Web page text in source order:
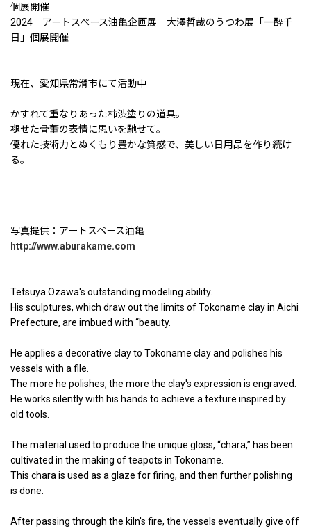
個展開催
2024 アートスペース油亀企画展 大澤哲哉のうつわ展「一酔千
日」個展開催
現在、愛知県常滑市にて活動中
かすれて重なりあった柿渋塗りの道具。
褪せた骨董の表情に思いを馳せて。
優れた技術力とぬくもり豊かな質感で、美しい日用品を作り続け
る。
写真提供：アートスペース油亀
http://www.aburakame.com
Tetsuya Ozawa's outstanding modeling ability.
His sculptures, which draw out the limits of Tokoname clay in Aichi
Prefecture, are imbued with “beauty.
He applies a decorative clay to Tokoname clay and polishes his
vessels with a file.
The more he polishes, the more the clay's expression is engraved.
He works silently with his hands to achieve a texture inspired by
old tools.
The material used to produce the unique gloss, “chara,” has been
cultivated in the making of teapots in Tokoname.
This chara is used as a glaze for firing, and then further polishing
is done.
After passing through the kiln's fire, the vessels eventually give off